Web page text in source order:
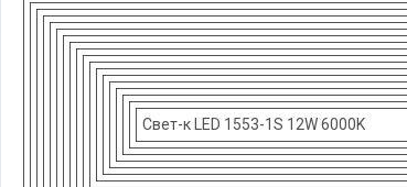
Свет-к LED 1553-1S 12W 6000K